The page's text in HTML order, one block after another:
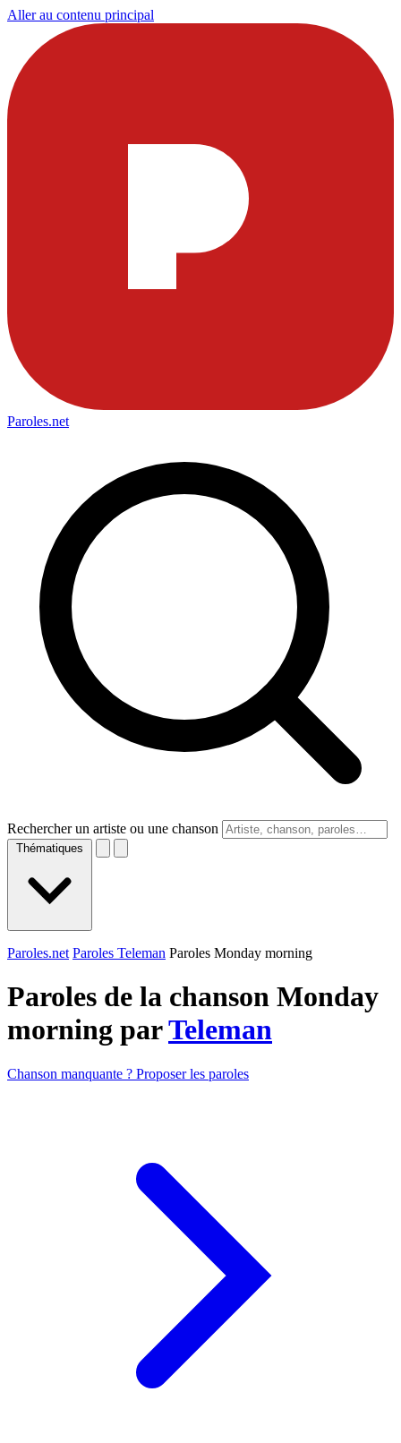
Aller au contenu principal
Paroles.net
Rechercher un artiste ou une chanson
Thématiques
Paroles.net Paroles Teleman Paroles Monday morning
Paroles de la chanson Monday
morning parTeleman
Chanson manquante ? Proposer les paroles